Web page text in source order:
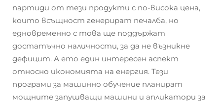
партиди от тези продукти с по-висока цена,
които всъщност генерират печалба, но
едновременно с това ще поддържат
достатъчно наличности, за да не възникне
дефицит. А ето един интересен аспект
относно икономията на енергия. Тези
програми за машинно обучение планират
мощните запушващи машини и апликатори за